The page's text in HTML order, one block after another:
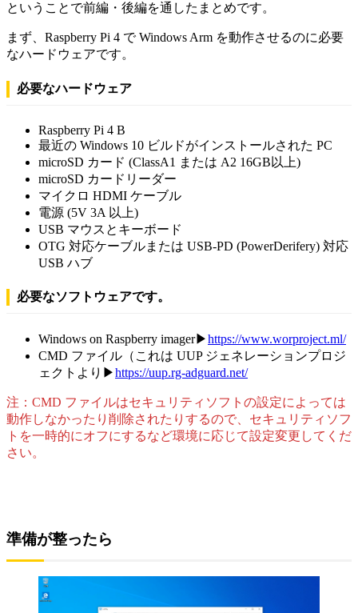
ということで前編・後編を通したまとめです。
まず、Raspberry Pi 4 で Windows Arm を動作させるのに必要
なハードウェアです。
必要なハードウェア
Raspberry Pi 4 B
最近の Windows 10 ビルドがインストールされた PC
microSD カード (ClassA1 または A2 16GB以上)
microSD カードリーダー
マイクロ HDMI ケーブル
電源 (5V 3A 以上)
USB マウスとキーボード
OTG 対応ケーブルまたは USB-PD (PowerDerifery) 対応
USB ハブ
必要なソフトウェアです。
Windows on Raspberry imager▶https://www.worproject.ml/
CMD ファイル（これは UUP ジェネレーションプロジ
ェクトより▶https://uup.rg-adguard.net/
注：CMD ファイルはセキュリティソフトの設定によっては
動作しなかったり削除されたりするので、セキュリティソフ
トを一時的にオフにするなど環境に応じて設定変更してくだ
さい。
準備が整ったら